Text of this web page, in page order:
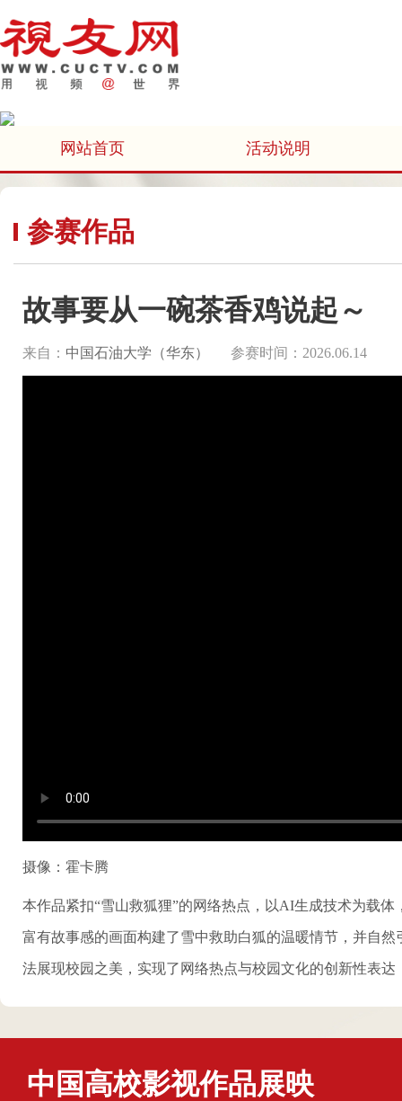
网站首页 活动说明
参赛作品
故事要从一碗茶香鸡说起～
来自： 中国石油大学（华东） 参赛时间：2026.06.14
摄像：霍卡腾
本作品紧扣“雪山救狐狸”的网络热点，以AI生成技术为载
富有故事感的画面构建了雪中救助白狐的温暖情节，并自
法展现校园之美，实现了网络热点与校园文化的创新性表达
中国高校影视作品展映